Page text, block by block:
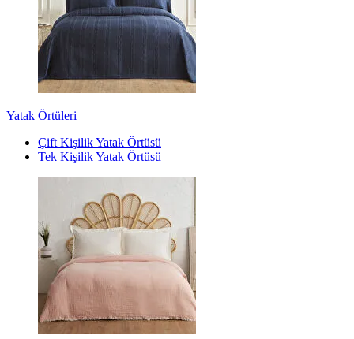
Yatak Örtüleri
Çift Kişilik Yatak Örtüsü
Tek Kişilik Yatak Örtüsü